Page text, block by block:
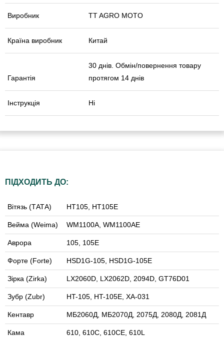
Виробник TT AGRO MOTO
Країна виробник Китай
Гарантія
30 днів. Обмін/повернення товару
протягом 14 днів
Інструкція Ні
ПІДХОДИТЬ ДО:
Вітязь (ТАТА) HT105, HT105E
Вейма (Weima) WM1100А, WM1100АE
Аврора 105, 105E
Форте (Forte) HSD1G-105, HSD1G-105E
Зірка (Zirka) LX2060D, LX2062D, 2094D, GT76D01
Зубр (Zubr) HT-105, HT-105E, XA-031
Кентавр МБ2060Д, МБ2070Д, 2075Д, 2080Д, 2081Д
Кама 610, 610С, 610CE, 610L